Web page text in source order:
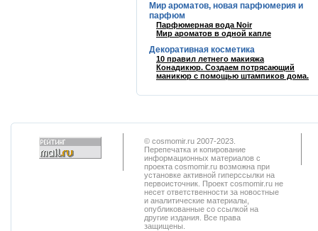
Мир ароматов, новая парфюмерия и
парфюм
Парфюмерная вода Noir
Мир ароматов в одной капле
Декоративная косметика
10 правил летнего макияжа
Конадикюр. Создаем потрясающий
маникюр с помощью штампиков дома.
© cosmomir.ru 2007-2023.
Перепечатка и копирование
информационных материалов с
проекта cosmomir.ru возможна при
установке активной гиперссылки на
первоисточник. Проект cosmomir.ru не
несет ответственности за новостные
и аналитические материалы,
опубликованные со ссылкой на
другие издания. Все права
защищены.